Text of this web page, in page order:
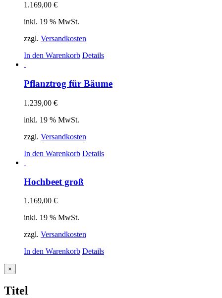
1.169,00 €
inkl. 19 % MwSt.
zzgl. Versandkosten
In den Warenkorb Details
Pflanztrog für Bäume
1.239,00 €
inkl. 19 % MwSt.
zzgl. Versandkosten
In den Warenkorb Details
Hochbeet groß
1.169,00 €
inkl. 19 % MwSt.
zzgl. Versandkosten
In den Warenkorb Details
Close
product
view
×
Titel